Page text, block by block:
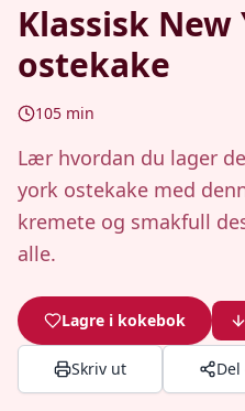
Klassisk New
ostekake
105 min
Lær hvordan du lager
york ostekake med
kremete og smakfull
alle.
Lagre i kokebok
Skriv ut